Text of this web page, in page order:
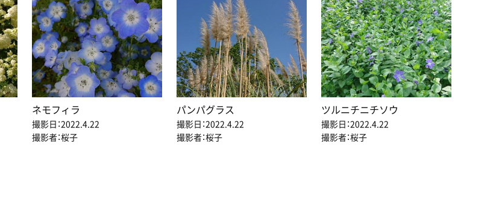
ネモフィラ
撮影日：2022.4.22
撮影者：桜子
パンパグラス
撮影日：2022.4.22
撮影者：桜子
ツルニチニチソウ
撮影日：2022.4.22
撮影者：桜子